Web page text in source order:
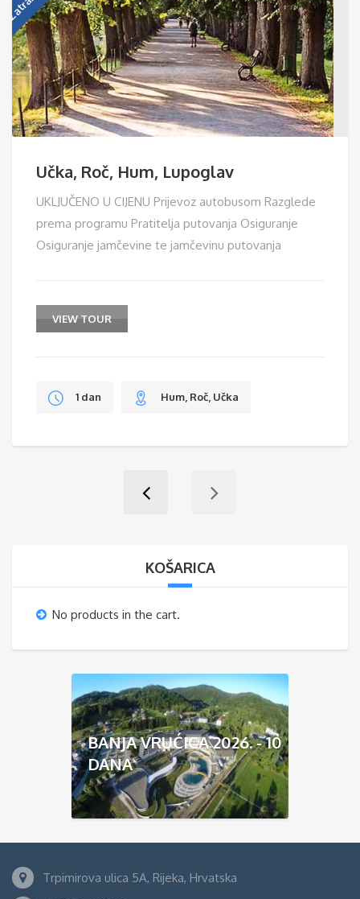
Učka, Roč, Hum, Lupoglav
UKLJUČENO U CIJENU Prijevoz autobusom Razglede
prema programu Pratitelja putovanja Osiguranje
Osiguranje jamčevine te jamčevinu putovanja
VIEW TOUR
1 dan Hum, Roč, Učka
KOŠARICA
No products in the cart.
BANJA VRUĆICA 2026. - 10
DANA
Trpimirova ulica 5A, Rijeka, Hrvatska